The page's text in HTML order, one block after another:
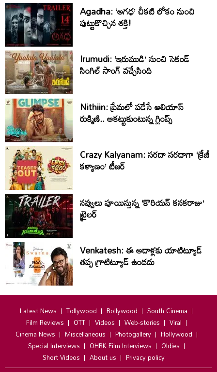
Agadha: ‘అగధ’ చీకటి లోకం నుంచి
పుట్టుకొచ్చిన శక్తి!
Irumudi: ‘ఇరుముడి’ నుంచి సెకండ్
సింగిల్ సాంగ్ వచ్చేసింది
Nithiin: ప్రేమలో పడేసే అలియాస్
రుక్మిణి.. ఆకట్టుకుంటున్న గ్లింప్స్‌
Crazy Kalyanam: సరదా సరదాగా ‘క్రేజీ
కళ్యాణం’ టీజర్
నవ్వులు పూయిస్తున్న ‘కొరియన్ కనకరాజు’
ట్రైలర్
Venkatesh: ఈ ఆడాళ్లకు యాటిట్యూడ్
తప్ప గ్రాటిట్యూడ్ ఉండదు
Latest News Tollywood Bollywood
South Cinema
Film Reviews
OTT Videos Web-stories
Viral
Cinema News
Miscellaneous Photogallery
Hollywood
Special Interviews
OHRK Film Interviews
Oldies
Short Videos
About us
Privacy policy